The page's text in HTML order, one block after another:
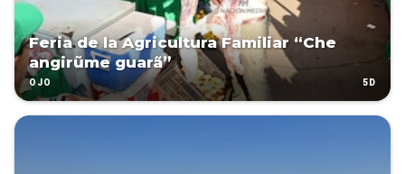
Feria de la Agricultura Familiar “Che
angirũme guarã”
OJO 5D